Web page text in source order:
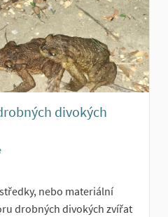
divokých
nebo materiální
drobných divokých zvířat